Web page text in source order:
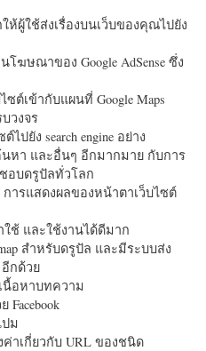
ห้ผู้ใช้ส่งเรื่องบนเว็บของคุณไปยัง
โฆษณาของ Google AdSense ซึ่ง
ต์เข้ากับแผนที่ Google Maps
วงจร
ไปยัง search engine อย่าง
หา และอื่นๆ อีกมากมาย กับการ
บดรูปัลทั่วโลก
ารแสดงผลของหน้าตาเว็บไซต์
ช้ และใช้งานได้ดีมาก
สำหรับดรูปัล และมีระบบส่ง
อีกด้วย
นื้อหาบทความ
Facebook
ม
าเกี่ยวกับ URL ของชนิด